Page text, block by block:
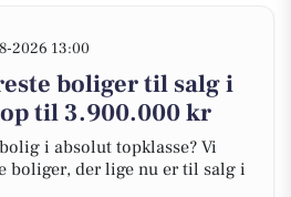
2026 13:00
boliger til salg i
til 3.900.000 kr
i absolut topklasse? Vi
boliger, der lige nu er til salg i